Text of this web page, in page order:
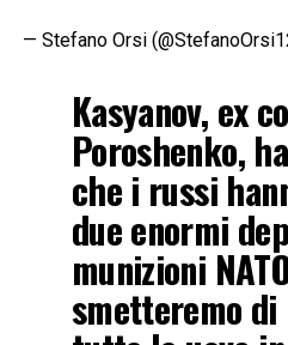
— Stefano Orsi
Kasyanov, ex
Poroshenko,
che i russi
due enormi
munizioni
smetteremo